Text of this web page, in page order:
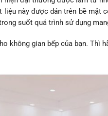
này được dán trên bề mặt
suốt quá trình sử dụng
không gian bếp của bạn. Thì